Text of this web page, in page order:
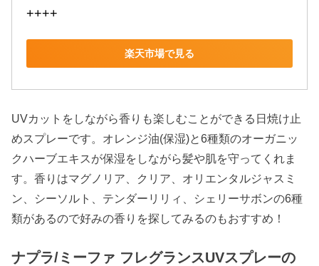
++++
楽天市場で見る
UVカットをしながら香りも楽しむことができる日焼け止
めスプレーです。オレンジ油(保湿)と6種類のオーガニッ
クハーブエキスが保湿をしながら髪や肌を守ってくれま
す。香りはマグノリア、クリア、オリエンタルジャスミ
ン、シーソルト、テンダーリリィ、シェリーサボンの6種
類があるので好みの香りを探してみるのもおすすめ！
ナプラ/ミーファ フレグランスUVスプレーの